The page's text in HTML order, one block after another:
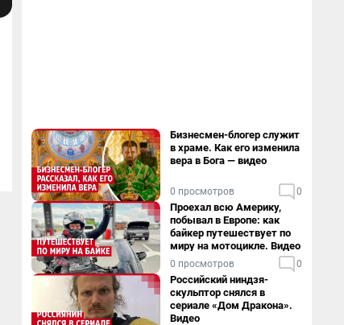
Бизнесмен-блогер служит
в храме. Как его изменила
вера в Бога — видео
0 просмотров 0
Проехал всю Америку,
побывал в Европе: как
байкер путешествует по
миру на мотоцикле. Видео
0 просмотров 0
Российский ниндзя-
скульптор снялся в
сериале «Дом Дракона».
Видео